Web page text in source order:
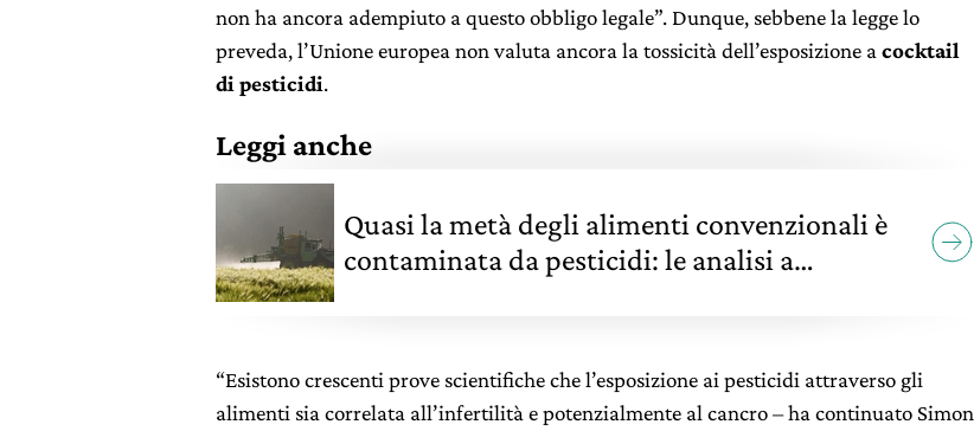
non ha ancora adempiuto a questo obbligo legale”. Dunque, sebbene la legge lo
preveda, l’Unione europea non valuta ancora la tossicità dell’esposizione a cocktail
di pesticidi.
Leggi anche
Quasi la metà degli alimenti convenzionali è
contaminata da pesticidi: le analisi a
“Esistono crescenti prove scientifiche che l’esposizione ai pesticidi attraverso gli
alimenti sia correlata all’infertilità e potenzialmente al cancro – ha continuato Simon